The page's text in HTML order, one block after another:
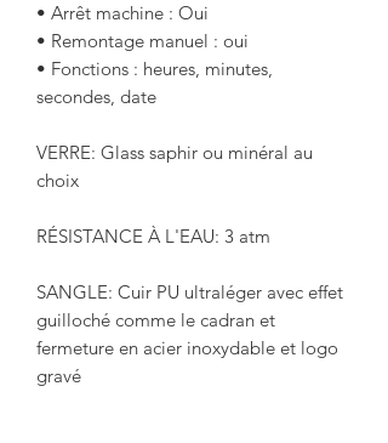
• Arrêt machine : Oui
• Remontage manuel : oui
• Fonctions : heures, minutes,
secondes, date
VERRE: Glass saphir ou minéral au
choix
RÉSISTANCE À L'EAU: 3 atm
SANGLE: Cuir PU ultraléger avec effet
guilloché comme le cadran et
fermeture en acier inoxydable et logo
gravé